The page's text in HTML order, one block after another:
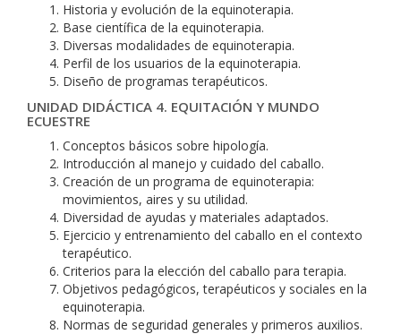
Historia y evolución de la equinoterapia.
Base científica de la equinoterapia.
Diversas modalidades de equinoterapia.
Perfil de los usuarios de la equinoterapia.
Diseño de programas terapéuticos.
UNIDAD DIDÁCTICA 4. EQUITACIÓN Y MUNDO
ECUESTRE
Conceptos básicos sobre hipología.
Introducción al manejo y cuidado del caballo.
Creación de un programa de equinoterapia:
movimientos, aires y su utilidad.
Diversidad de ayudas y materiales adaptados.
Ejercicio y entrenamiento del caballo en el contexto
terapéutico.
Criterios para la elección del caballo para terapia.
Objetivos pedagógicos, terapéuticos y sociales en la
equinoterapia.
Normas de seguridad generales y primeros auxilios.